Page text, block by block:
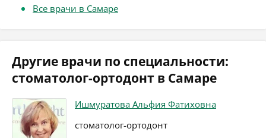
Все врачи в Самаре
Другие врачи по специальности:
стоматолог-ортодонт в Самаре
Ишмуратова Альфия Фатиховна
стоматолог-ортодонт